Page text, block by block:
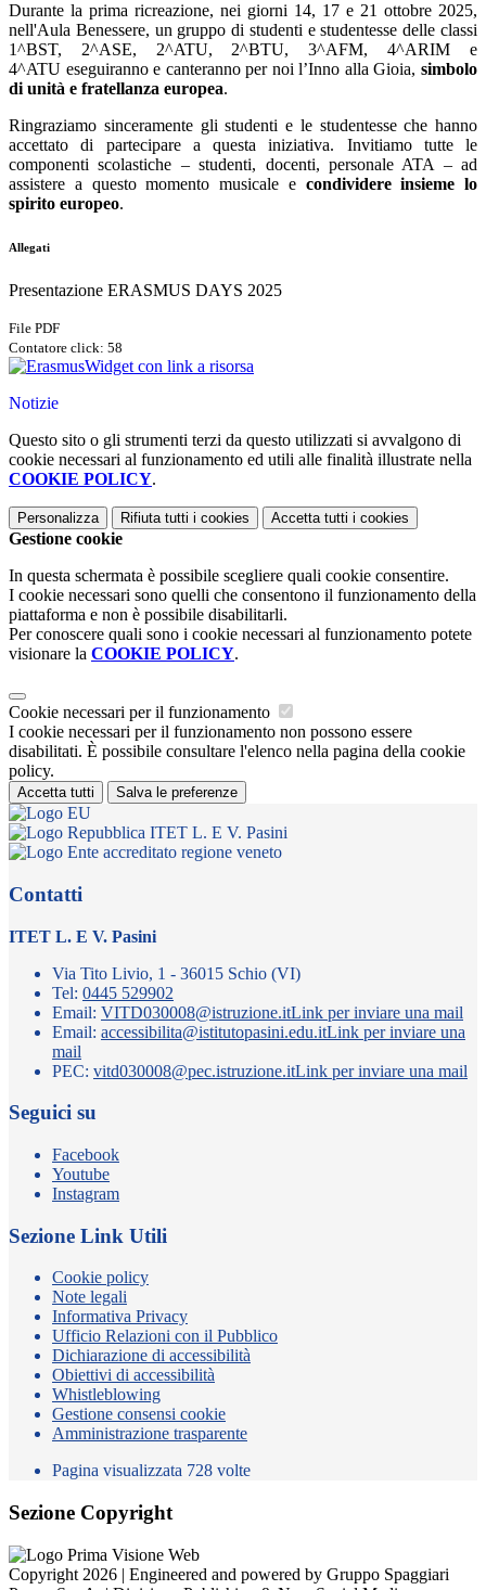
Durante la prima ricreazione, nei giorni 14, 17 e 21 ottobre 2025,
nell'Aula Benessere, un gruppo di studenti e studentesse delle classi
1^BST, 2^ASE, 2^ATU, 2^BTU, 3^AFM, 4^ARIM e
4^ATU eseguiranno e canteranno per noi l’Inno alla Gioia, simbolo
di unità e fratellanza europea.
Ringraziamo sinceramente gli studenti e le studentesse che hanno
accettato di partecipare a questa iniziativa. Invitiamo tutte le
componenti scolastiche – studenti, docenti, personale ATA – ad
assistere a questo momento musicale e condividere insieme lo
spirito europeo.
Allegati
Presentazione ERASMUS DAYS 2025
File PDF
Contatore click: 58
Widget con link a risorsa
Notizie
Questo sito o gli strumenti terzi da questo utilizzati si avvalgono di
cookie necessari al funzionamento ed utili alle finalità illustrate nella
COOKIE POLICY.
Personalizza Rifiuta tutti i cookies Accetta tutti i cookies
Gestione cookie
In questa schermata è possibile scegliere quali cookie consentire.
I cookie necessari sono quelli che consentono il funzionamento della
piattaforma e non è possibile disabilitarli.
Per conoscere quali sono i cookie necessari al funzionamento potete
visionare la COOKIE POLICY.
Cookie necessari per il funzionamento
I cookie necessari per il funzionamento non possono essere
disabilitati. È possibile consultare l'elenco nella pagina della cookie
policy.
Accetta tutti Salva le preferenze
ITET L. E V. Pasini
Contatti
ITET L. E V. Pasini
Via Tito Livio, 1 - 36015 Schio (VI)
Tel: 0445 529902
Email: VITD030008@istruzione.itLink per inviare una mail
Email: accessibilita@istitutopasini.edu.itLink per inviare una
mail
PEC: vitd030008@pec.istruzione.itLink per inviare una mail
Seguici su
Facebook
Youtube
Instagram
Sezione Link Utili
Cookie policy
Note legali
Informativa Privacy
Ufficio Relazioni con il Pubblico
Dichiarazione di accessibilità
Obiettivi di accessibilità
Whistleblowing
Gestione consensi cookie
Amministrazione trasparente
Pagina visualizzata 728 volte
Sezione Copyright
Copyright 2026 | Engineered and powered by Gruppo Spaggiari